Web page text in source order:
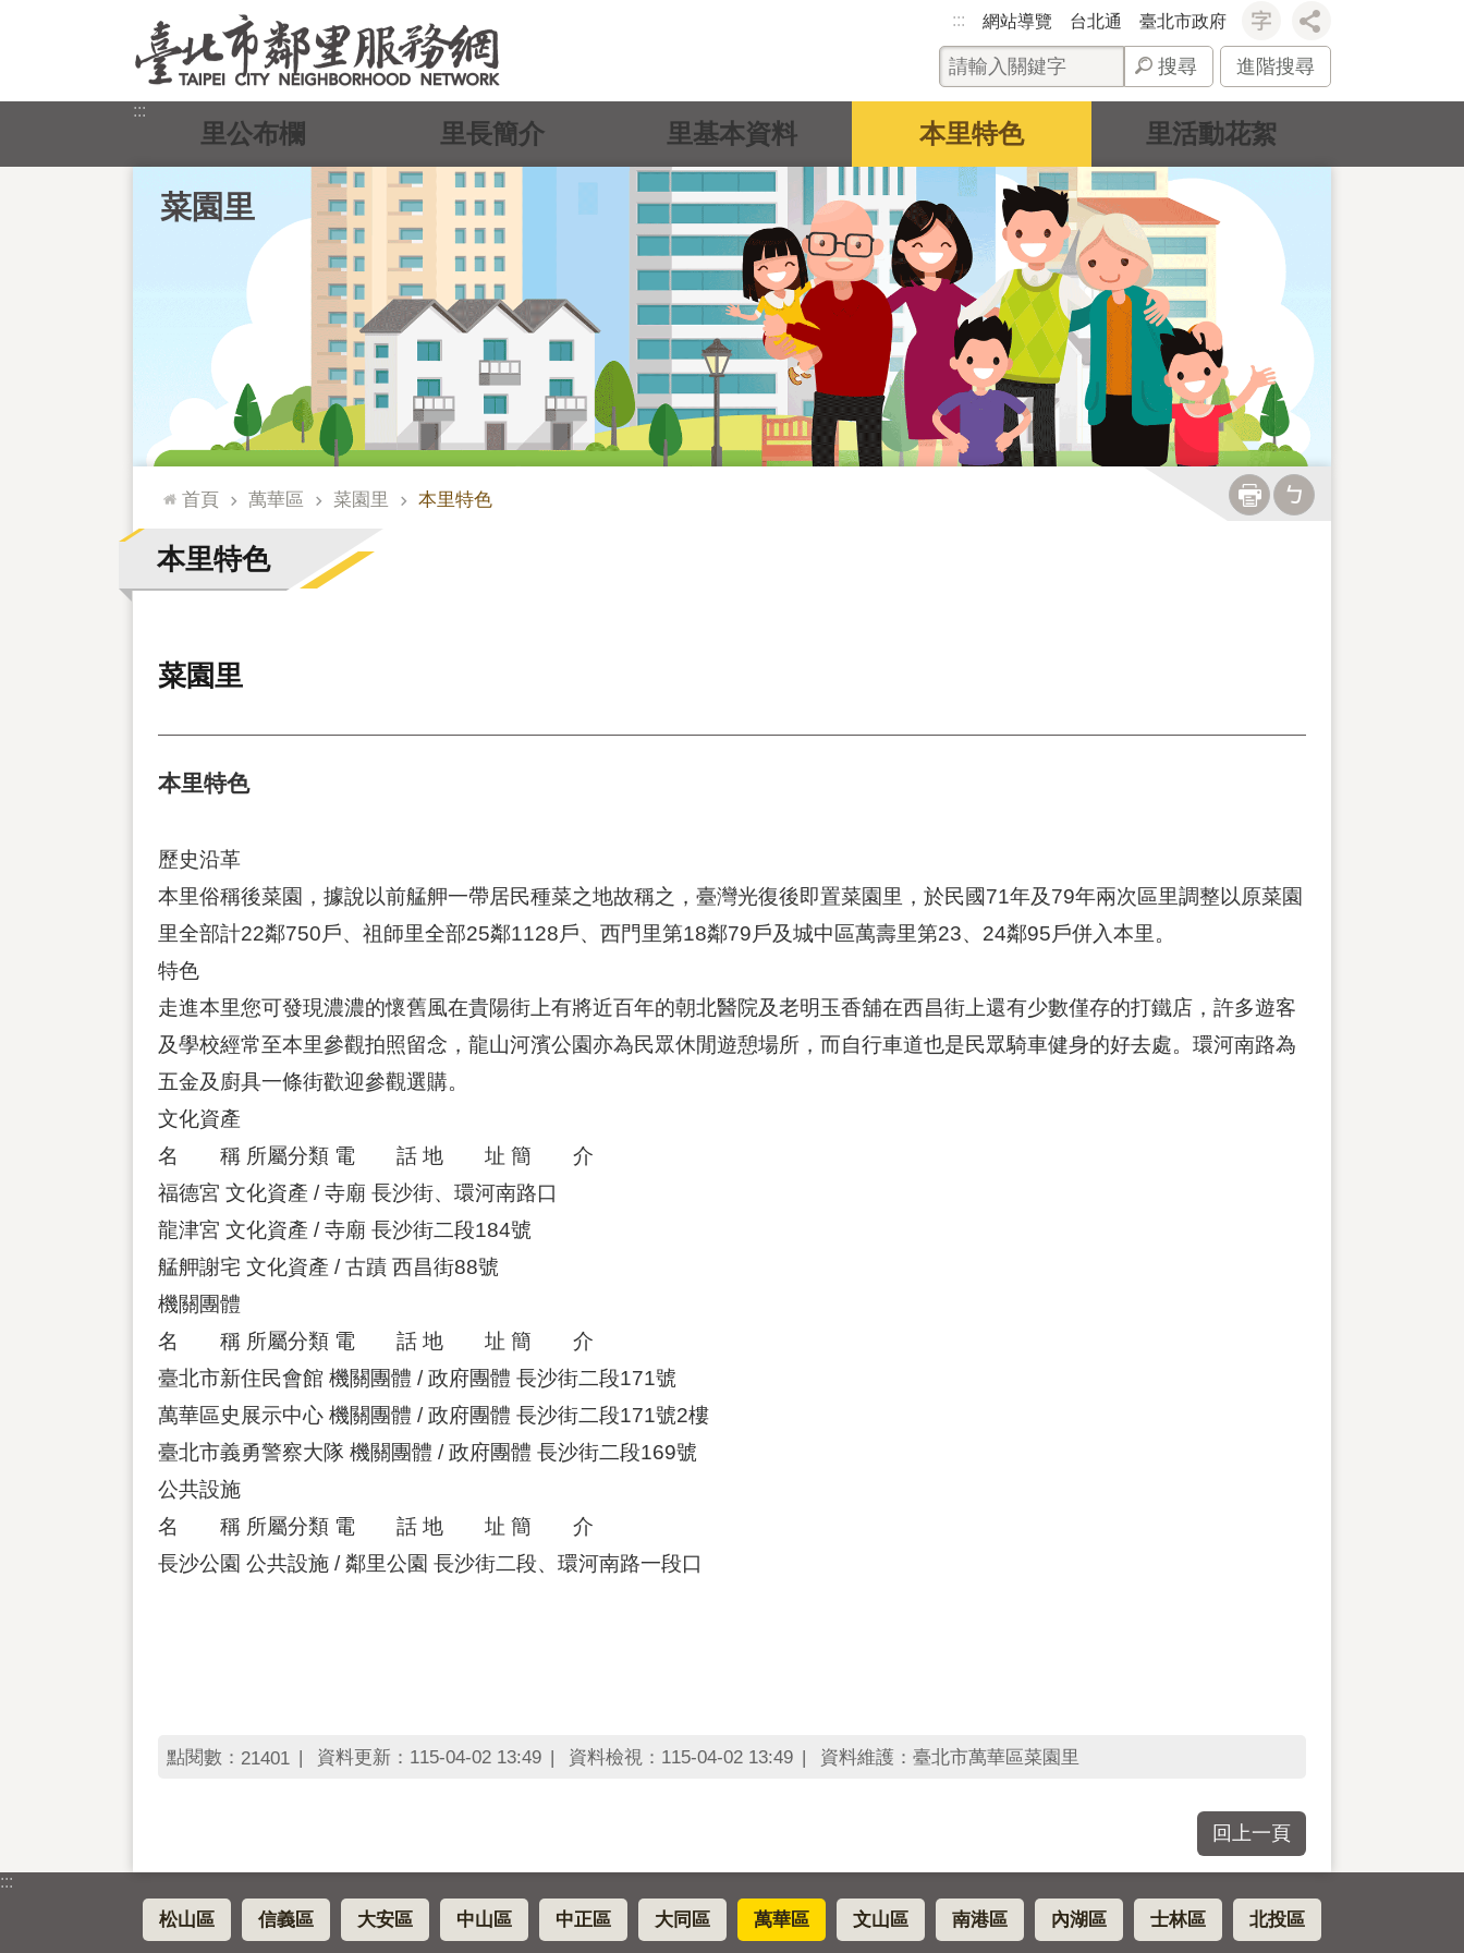
::: 網站導覽 台北通 臺北市政府
搜尋 進階搜尋
:::
菜園里
里公布欄 里長簡介 里基本資料 本里特色 里活動花絮
::: 首頁 萬華區 菜園里 本里特色
本里特色
菜園里
本里特色
歷史沿革
本里俗稱後菜園，據說以前艋舺一帶居民種菜之地故稱之，臺灣光復後即置菜園里，於民國71年及79年兩次區里調整以原菜園
里全部計22鄰750戶、祖師里全部25鄰1128戶、西門里第18鄰79戶及城中區萬壽里第23、24鄰95戶併入本里。
特色
走進本里您可發現濃濃的懷舊風在貴陽街上有將近百年的朝北醫院及老明玉香舖在西昌街上還有少數僅存的打鐵店，許多遊客
及學校經常至本里參觀拍照留念，龍山河濱公園亦為民眾休閒遊憩場所，而自行車道也是民眾騎車健身的好去處。環河南路為
五金及廚具一條街歡迎參觀選購。
文化資產
名 稱 所屬分類 電 話 地 址 簡 介
福德宮 文化資產 / 寺廟 長沙街、環河南路口
龍津宮 文化資產 / 寺廟 長沙街二段184號
艋舺謝宅 文化資產 / 古蹟 西昌街88號
機關團體
名 稱 所屬分類 電 話 地 址 簡 介
臺北市新住民會館 機關團體 / 政府團體 長沙街二段171號
萬華區史展示中心 機關團體 / 政府團體 長沙街二段171號2樓
臺北市義勇警察大隊 機關團體 / 政府團體 長沙街二段169號
公共設施
名 稱 所屬分類 電 話 地 址 簡 介
長沙公園 公共設施 / 鄰里公園 長沙街二段、環河南路一段口
點閱數： 21401 資料更新：115-04-02 13:49 資料檢視：115-04-02 13:49 資料維護：臺北市萬華區菜園里
回上一頁
:::
松山區 信義區 大安區 中山區 中正區 大同區 萬華區 文山區 南港區 內湖區 士林區 北投區